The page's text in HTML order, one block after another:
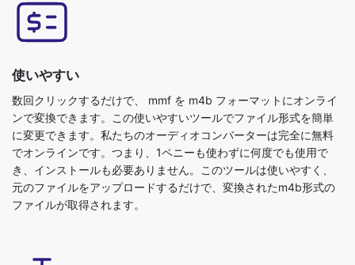
使いやすい
ンで変換できます。この使いやすいツールでファイル形式を簡単
に変更できます。私たちのオーディオコンバーターは完全に無料
でオンラインです。つまり、1ペニーも使わずに何度でも使用で
き、インストールも必要ありません。このツールは使いやすく、
元のファイルをアップロードするだけで、変換されたm4b形式の
ファイルが取得されます。